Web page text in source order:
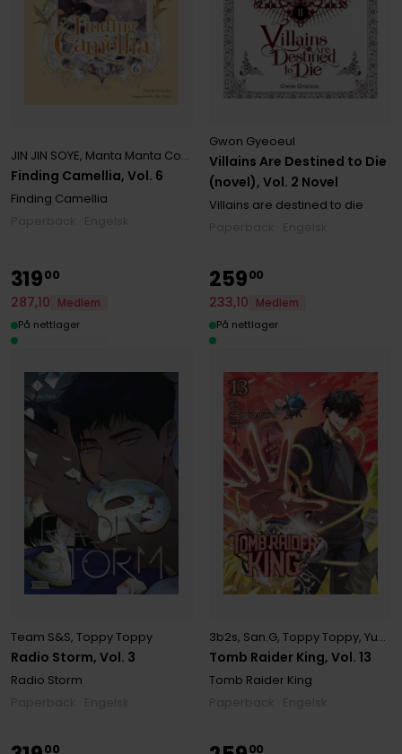
Finding Camellia, Vol. 6
JIN JIN SOYE, Manta Manta Comics , Rebecca Sze
Finding Camellia
Villains Are Destined to Die
(novel), Vol. 2 Novel
Gwon Gyeoeul
Villains are destined to die
Radio Storm, Vol. 3
Team S&S, Toppy Toppy
Radio Storm
31900
287,10
Medlem
På nettlager
Tomb Raider King, Vol. 13
3b2s, San.G,Toppy Toppy,Yuns(REDICE Yuns(REDICE STUDIO)
Tomb Raider King
25900
233,10
Medlem
På nettlager
00 00